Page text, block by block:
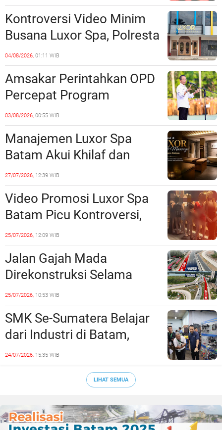
Sinergi dengan Pemko
Batam
Kontroversi Video Minim
Busana Luxor Spa, Polresta
Barelang Usut Tuntas
Unsur Pelanggaran Hukum
04/08/2026, 01:11 WIB
Amsakar Perintahkan OPD
Percepat Program
Prioritas, Targetkan
Realisasi Pembangunan
Lampaui 50 Persen
03/08/2026, 00:55 WIB
Manajemen Luxor Spa
Batam Akui Khilaf dan
Minta Maaf, Konten
Langsung Di-Takedown
27/07/2026, 12:39 WIB
Video Promosi Luxor Spa
Batam Picu Kontroversi,
Dinilai Bermuatan Sensual
25/07/2026, 12:09 WIB
Jalan Gajah Mada
Direkonstruksi Selama
Empat Minggu, Ini Skema
Rekayasa Lalu Lintasnya
25/07/2026, 10:53 WIB
SMK Se-Sumatera Belajar
dari Industri di Batam,
Siapkan Lulusan Siap Kerja
24/07/2026, 15:35 WIB
LIHAT SEMUA